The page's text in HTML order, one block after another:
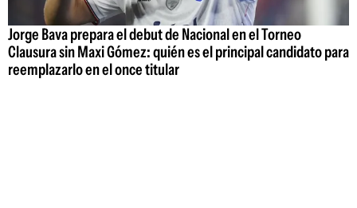
Jorge Bava prepara el debut de Nacional en el Torneo
Clausura sin Maxi Gómez: quién es el principal candidato para
reemplazarlo en el once titular